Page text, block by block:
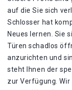
auf die Sie sich
Schlosser hat
Neues lernen. Sie
Türen schadlos
anzurichten und
steht Ihnen der
zur Verfügung.